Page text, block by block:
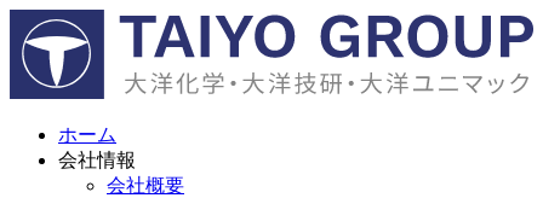
ホーム
会社情報
会社概要